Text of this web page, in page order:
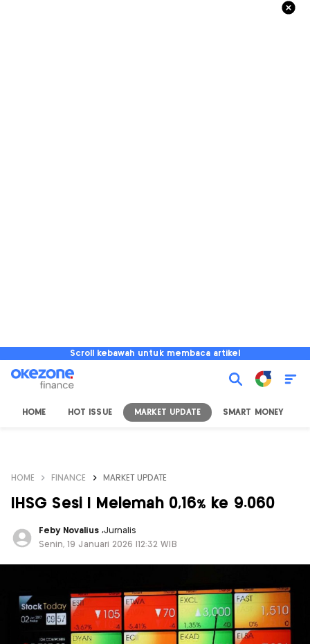
Scroll kebawah untuk membaca artikel
HOME HOT ISSUE MARKET UPDATE SMART MONEY
HOME FINANCE MARKET UPDATE
IHSG Sesi I Melemah 0,16% ke 9.060
Feby Novalius ,Jurnalis
Senin, 19 Januari 2026 |12:32 WIB